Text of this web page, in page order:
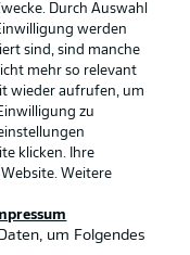
verwalten
Durch Auswahl
werden
sind, sind manche
mehr so relevant
wieder aufrufen, um
zu
klicken. Ihre
Weitere
um Folgendes